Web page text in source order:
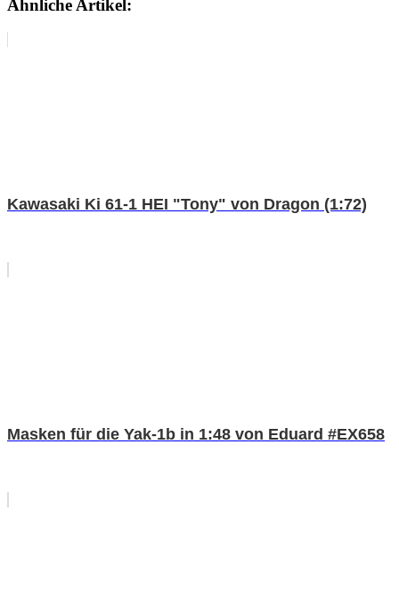
Ähnliche Artikel:
Kawasaki Ki 61-1 HEI "Tony" von Dragon (1:72)
Masken für die Yak-1b in 1:48 von Eduard #EX658